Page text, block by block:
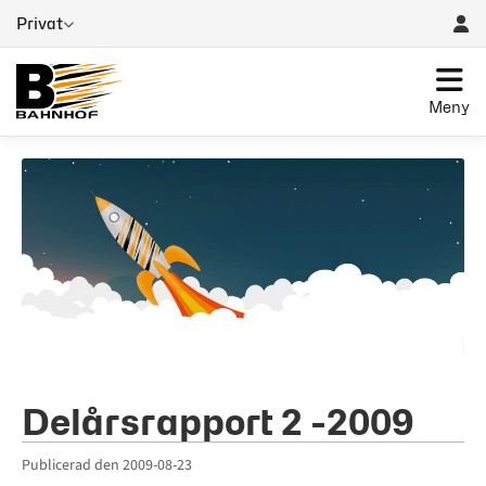
Privat
Meny
Delårsrapport 2 -2009
Publicerad den 2009-08-23